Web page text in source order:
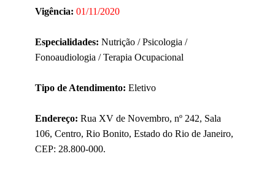
Vigência: 01/11/2020
Especialidades: Nutrição / Psicologia /
Fonoaudiologia / Terapia Ocupacional
Tipo de Atendimento: Eletivo
Endereço: Rua XV de Novembro, nº 242, Sala
106, Centro, Rio Bonito, Estado do Rio de Janeiro,
CEP: 28.800-000.